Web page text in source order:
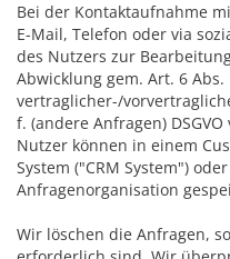
Bei der Kontaktaufnahme
E-Mail, Telefon oder via
des Nutzers zur
Abwicklung gem. Art. 6
vertraglicher-/
f. (andere Anfragen)
Nutzer können in einem
System ("CRM System")
Anfragenorganisation
Wir löschen die Anfragen,